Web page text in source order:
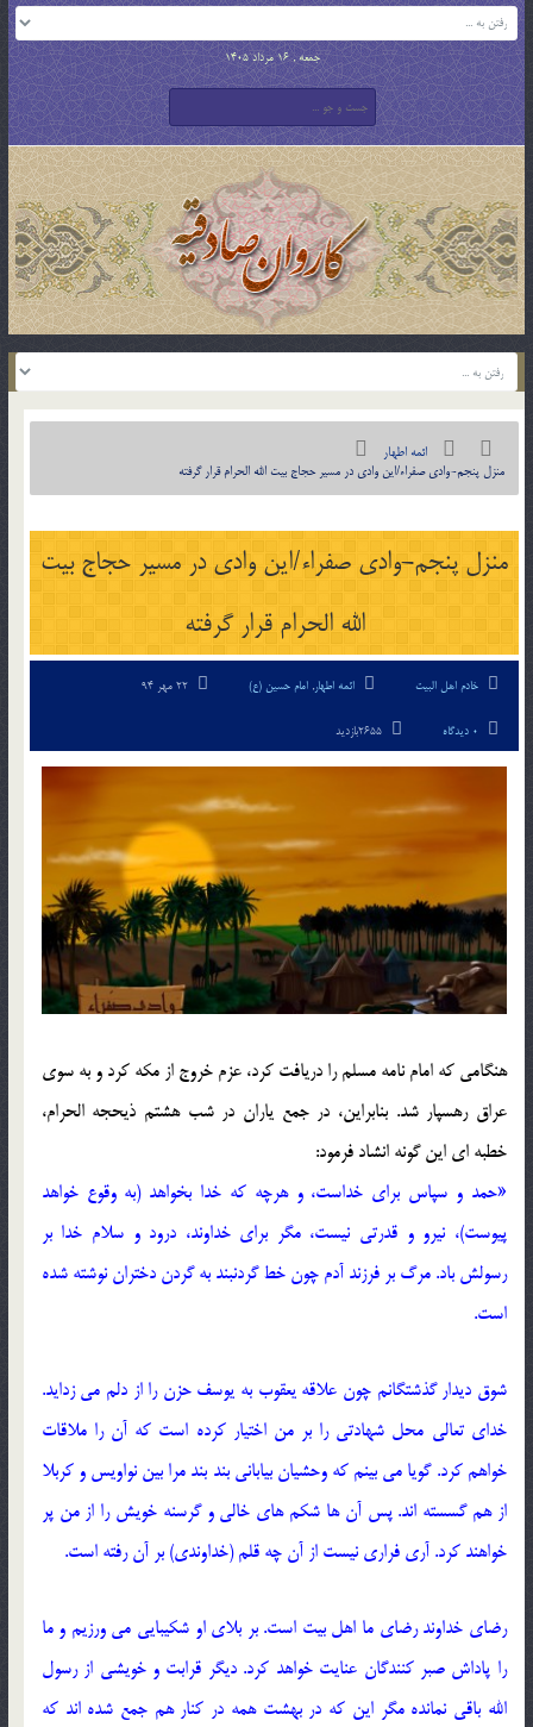
جمعه , 16 مرداد 1405
ائمه اطهار
منزل پنجم-وادی صفراء/این وادی در مسیر حجاج بیت الله الحرام قرار گرفته
منزل پنجم-وادی صفراء/این وادی در مسیر حجاج بیت
الله الحرام قرار گرفته
خادم اهل البیت ائمه اطهار, امام حسین (ع)
0 دیدگاه
هنگامی که امام نامه مسلم را دریافت کرد، عزم خروج از مکه کرد و به سوی
عراق رهسپار شد. بنابراین، در جمع یاران در شب هشتم ذیحجه الحرام،
خطبه ای این گونه انشاد فرمود:
«حمد و سپاس برای خداست، و هرچه که خدا بخواهد (به وقوع خواهد
پیوست)، نیرو و قدرتی نیست، مگر برای خداوند، درود و سلام خدا بر
رسولش باد. مرگ بر فرزند آدم چون خط گردنبند به گردن دختران نوشته شده
است.
شوق دیدار گذشتگانم چون علاقه یعقوب به یوسف حزن را از دلم می زداید.
خدای تعالی محل شهادتی را بر من اختیار کرده است که آن را ملاقات
خواهم کرد. گویا می بینم که وحشیان بیابانی بند بند مرا بین نواویس و کربلا
از هم گسسته اند. پس آن ها شکم های خالی و گرسنه خویش را از من پر
خواهند کرد. آری فراری نیست از آن چه قلم (خداوندی) بر آن رفته است.
رضای خداوند رضای ما اهل بیت است. بر بلای او شکیبایی می ورزیم و ما
را پاداش صبر کنندگان عنایت خواهد کرد. دیگر قرابت و خویشی از رسول
الله باقی نمانده مگر این که در بهشت همه در کنار هم جمع شده اند که